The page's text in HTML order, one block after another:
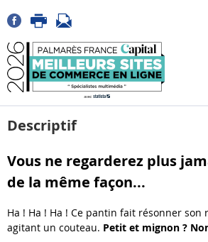
Descriptif
Vous ne regarderez plus
de la même façon...
Ha ! Ha ! Ha ! Ce pantin fait résonner son
agitant un couteau. Petit et mignon ?